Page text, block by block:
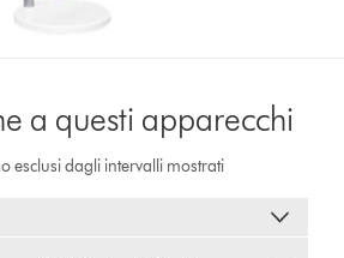
a questi apparecchi
esclusi dagli intervalli mostrati